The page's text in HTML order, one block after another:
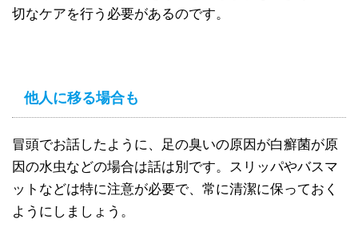
切なケアを行う必要があるのです。
他人に移る場合も
冒頭でお話したように、足の臭いの原因が白癬菌が原
因の水虫などの場合は話は別です。スリッパやバスマ
ットなどは特に注意が必要で、常に清潔に保っておく
ようにしましょう。